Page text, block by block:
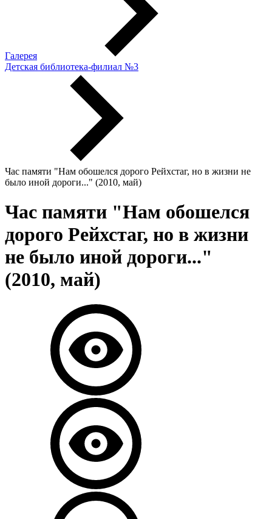
Галерея
Детская библиотека-филиал №3
Час памяти "Нам обошелся дорого Рейхстаг, но в жизни не
было иной дороги..." (2010, май)
Час памяти "Нам обошелся
дорого Рейхстаг, но в жизни
не было иной дороги..."
(2010, май)